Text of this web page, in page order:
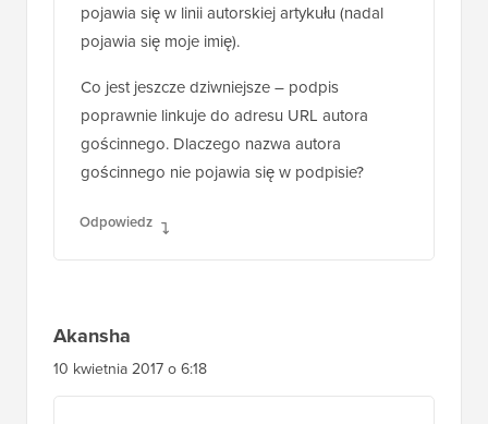
pojawia się w linii autorskiej artykułu (nadal
pojawia się moje imię).
Co jest jeszcze dziwniejsze – podpis
poprawnie linkuje do adresu URL autora
gościnnego. Dlaczego nazwa autora
gościnnego nie pojawia się w podpisie?
Odpowiedz
Akansha
10 kwietnia 2017 o 6:18